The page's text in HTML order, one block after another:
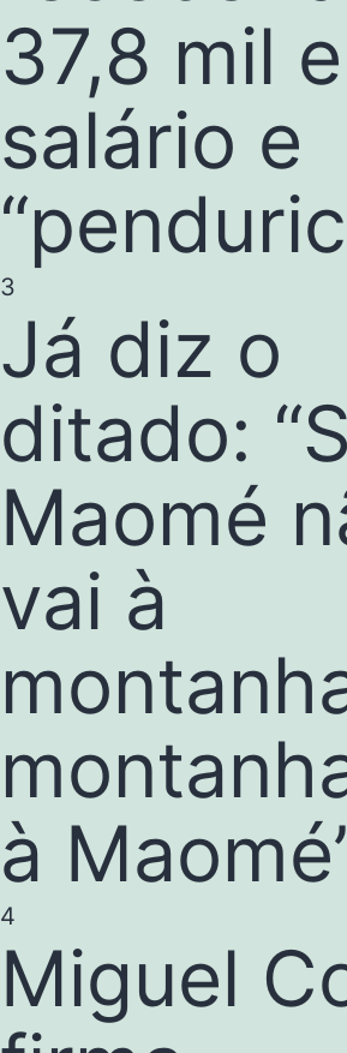
37,8 mil
salário e
3
Já diz o
ditado:
Maomé
vai à
à
4
Miguel